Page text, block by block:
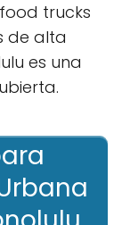
trucks
de alta
es una